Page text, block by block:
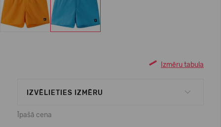
Izmēru tabula
IZVĒLIETIES IZMĒRU
Īpašā cena